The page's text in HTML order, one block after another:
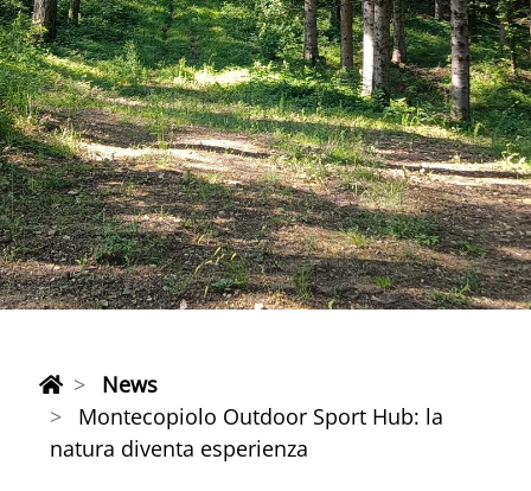
News
Montecopiolo Outdoor Sport Hub: la
natura diventa esperienza